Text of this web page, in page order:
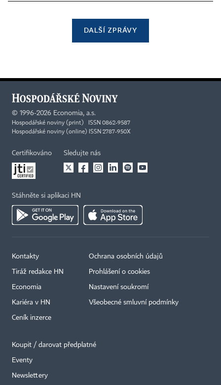
DALŠÍ ZPRÁVY
© 1996-2026 Economia, a.s.
Hospodářské noviny (print) ISSN 0862-9587
Hospodářské noviny (online) ISSN 2787-950X
Certifikováno Sledujte nás
Stáhněte si aplikaci HN
Kontakty
Tiráž redakce HN
Economia
Kariéra v HN
Ceník inzerce
Ochrana osobních údajů
Prohlášení o cookies
Nastavení soukromí
Všeobecné smluvní podmínky
Koupit / darovat předplatné
Eventy
Newslettery